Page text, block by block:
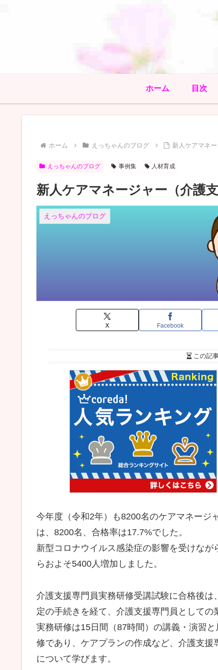
ホーム 目次
ホーム えっちゃんのブログ 新人ケアマネ
えっちゃんのブログ 事例集 人材育成
新人ケアマネージャー（介護
えっちゃんのブログ
X Facebook
この記
今年度（令和2年）も8200名のケアマネージ
は、8200名、合格率は17.7%でした。
新型コロナウイルス感染症の影響を受けな
らおよそ5400人増加しました。
介護支援専門員実務研修受講試験に合格後
定の手続きを経て、介護支援専門員としての
実務研修は15日間（87時間）の講義・演習
修であり、ケアプランの作成など、介護支
について学びます。